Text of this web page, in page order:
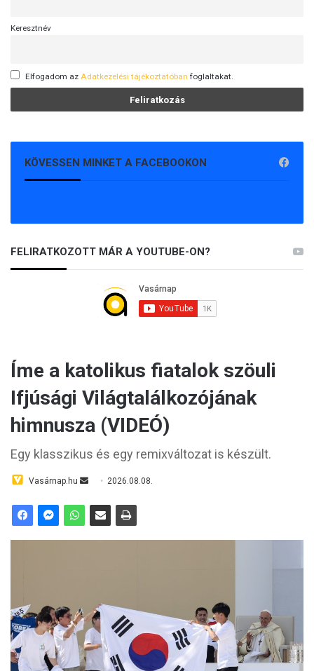
Keresztnév
Elfogadom az Adatkezelési tájékoztatóban foglaltakat.
KÖVESSEN MINKET A FACEBOOKON
FELIRATKOZOTT MÁR A YOUTUBE-ON?